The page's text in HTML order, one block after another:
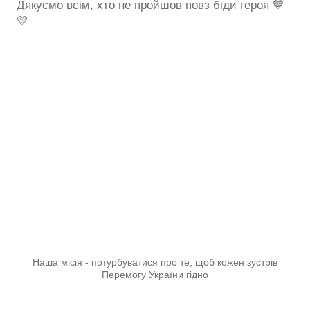
Дякуємо всім, хто не пройшов повз біди героя 💙
💛
Наша місія - потурбуватися про те, щоб кожен зустрів
Перемогу України гідно